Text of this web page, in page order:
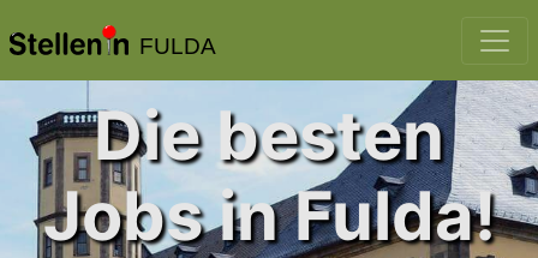
FULDA
Die besten
Jobs in Fulda!